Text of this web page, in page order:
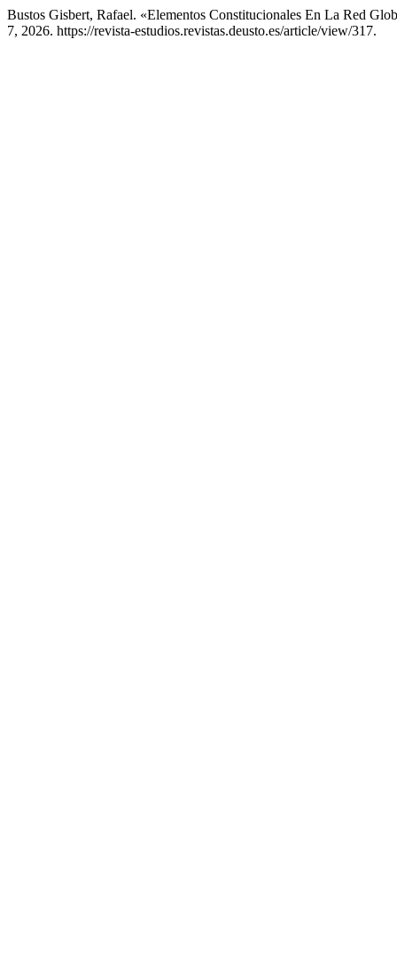
Bustos Gisbert, Rafael. «Elementos Constitucionales En La Red
7, 2026. https://revista-estudios.revistas.deusto.es/article/view/317.